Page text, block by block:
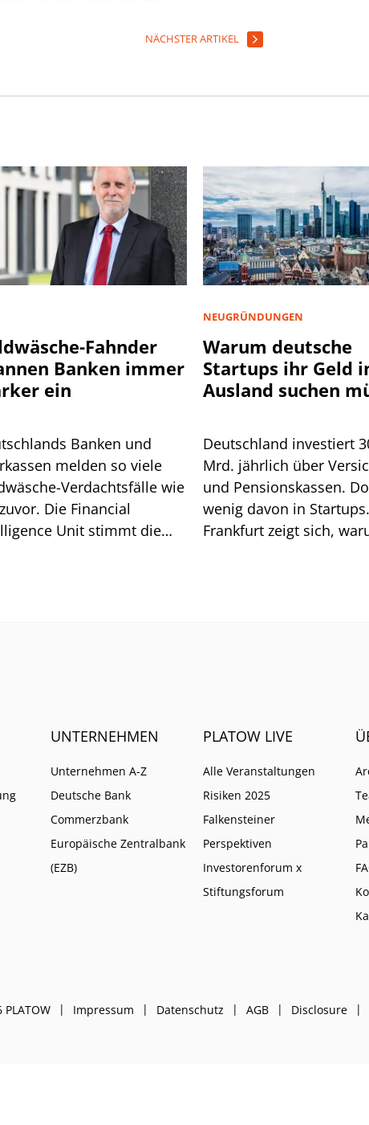
NÄCHSTER ARTIKEL
Fahnder
Banken immer
ein
Banken und
melden so viele
Verdachtsfälle wie
Die Financial
Unit stimmt die
NEUGRÜNDUNGEN
Warum deutsche
Startups ihr Geld
Ausland suchen
Deutschland investiert
Mrd. jährlich über
und Pensionskassen.
wenig davon in
Frankfurt zeigt sich,
UNTERNEHMEN
Unternehmen A-Z
Deutsche Bank
Commerzbank
Europäische Zentralbank
(EZB)
PLATOW LIVE
Alle Veranstaltungen
Risiken 2025
Falkensteiner
Perspektiven
Investorenforum x
Stiftungsforum
Impressum Datenschutz AGB Disclosure